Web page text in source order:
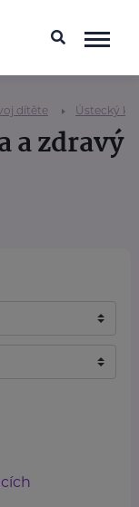
dítěte Ústecký
a zdravý